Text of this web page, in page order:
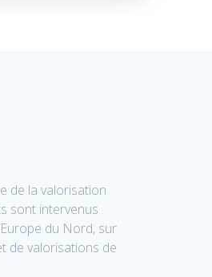
de la valorisation
sont intervenus
du Nord, sur
de valorisations de